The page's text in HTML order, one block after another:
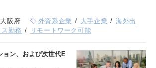
阪府 外資系企業 大手企業
海外出
勤務 リモートワーク可能
ョン、および次世代E